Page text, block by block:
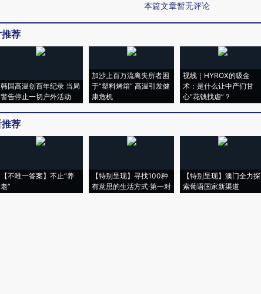
本篇文章暂无评论
推荐
韩国高温创百年纪录 当局
警告停止一切户外活动
加沙上百万流离失所者困
于“塑料烤箱” 高温引发健
康危机
视线｜HYROX的吸金
术：是什么让中产们甘
心“花钱找虐”？
荐
【不唯一答案】不止“养
老”
【特别呈现】寻找100种
有意思的生活方式·第一对
【特别呈现】澳门全力探
索葡语国家新渠道